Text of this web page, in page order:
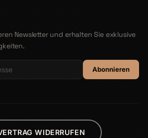
Newsletter und erhalten Sie exklusive
Abonnieren
WIDERRUFEN